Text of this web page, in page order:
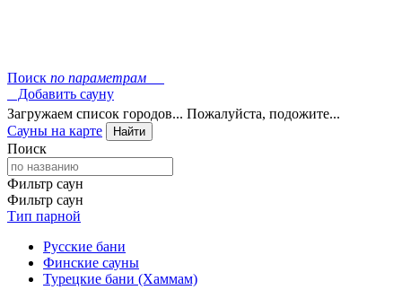
Поиск по параметрам
Добавить сауну
Загружаем список городов... Пожалуйста, подожите...
Сауны на карте
Найти
Поиск
Фильтр саун
Фильтр саун
Тип парной
Русские бани
Финские сауны
Турецкие бани (Хаммам)